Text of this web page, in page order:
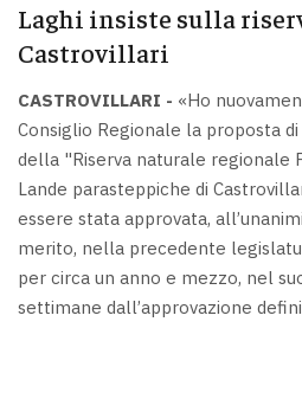
Laghi insiste sulla
Castrovillari
CASTROVILLARI - «Ho
Consiglio Regionale la proposta
della "Riserva naturale regionale
Lande parasteppiche di
essere stata approvata,
merito, nella precedente
per circa un anno e mezzo, nel
settimane dall’approvazione